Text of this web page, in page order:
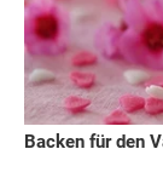
Backen für den